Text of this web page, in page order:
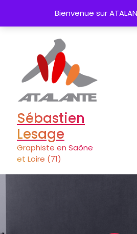
Bienvenue sur
contenu
Création de Logo
Sébastien
Lesage
Graphiste en Saône
et Loire (71)